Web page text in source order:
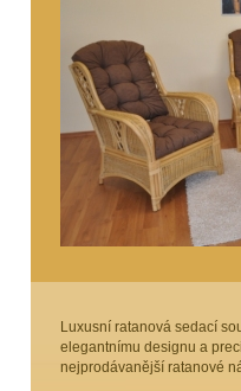
Luxusní ratanová sedací
elegantnímu designu a
nejprodávanější ratanové